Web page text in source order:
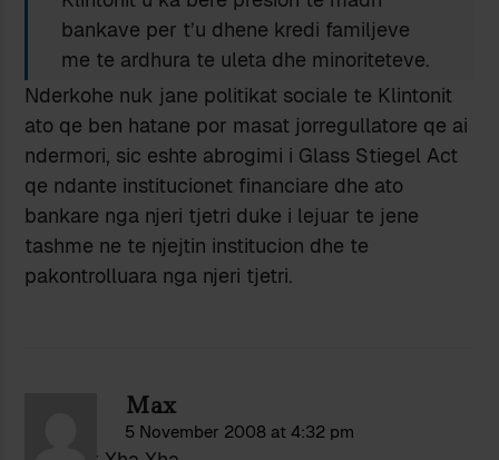
bankave per t’u dhene kredi familjeve
me te ardhura te uleta dhe minoriteteve.
Nderkohe nuk jane politikat sociale te Klintonit
ato qe ben hatane por masat jorregullatore qe ai
ndermori, sic eshte abrogimi i Glass Stiegel Act
qe ndante institucionet financiare dhe ato
bankare nga njeri tjetri duke i lejuar te jene
tashme ne te njejtin institucion dhe te
pakontrolluara nga njeri tjetri.
Max
5 November 2008 at 4:32 pm